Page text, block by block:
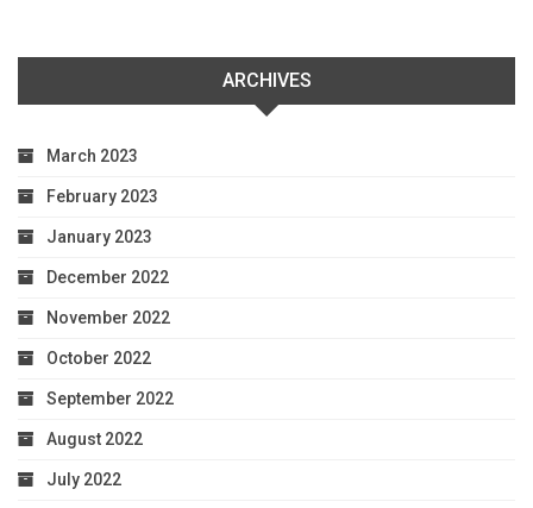
ARCHIVES
March 2023
February 2023
January 2023
December 2022
November 2022
October 2022
September 2022
August 2022
July 2022